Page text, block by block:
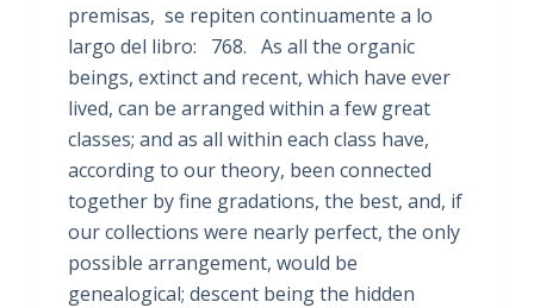
premisas, se repiten continuamente a lo
largo del libro: 768. As all the organic
beings, extinct and recent, which have ever
lived, can be arranged within a few great
classes; and as all within each class have,
according to our theory, been connected
together by fine gradations, the best, and, if
our collections were nearly perfect, the only
possible arrangement, would be
genealogical; descent being the hidden